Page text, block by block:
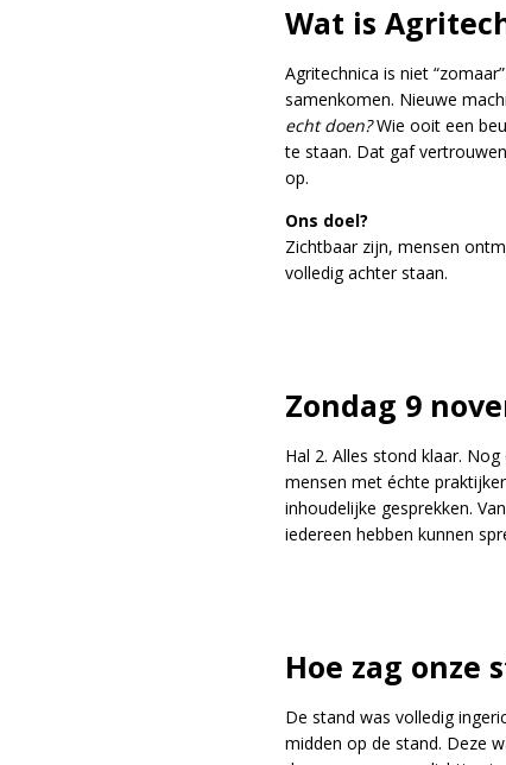
Wat is
Agritechnica is niet
samenkomen. Nieuwe
echt doen?Wie ooit een
te staan. Dat gaf
op.
Ons doel?
Zichtbaar zijn, mensen
volledig achter staan.
Zondag 9
Hal 2. Alles stond klaar.
mensen met échte
inhoudelijke gesprekken.
iedereen hebben kunnen
Hoe zag onze
De stand was volledig
midden op de stand. Deze